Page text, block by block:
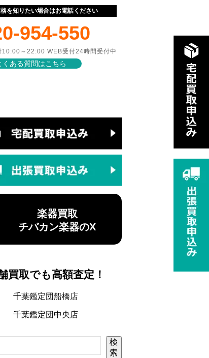
を知りたい場合はお電話ください
954-550
10:00～22:00 WEB受付24時間受付中
くある質問はこちら
楽器買取
チバカン楽器のX
買取でも高額査定！
千葉鑑定団船橋店
千葉鑑定団中央店
検
索